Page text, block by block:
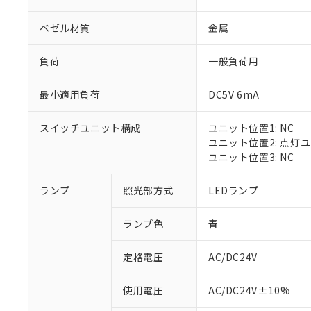
ベゼル材質 金属
負荷 一般負荷用
最小適用負荷 DC5V 6mA
スイッチユニット構成
ユニット位置1: NC
ユニット位置2: 点灯
ユニット位置3: NC
ランプ 照光部方式 LEDランプ
ランプ色 青
定格電圧 AC/DC24V
使用電圧 AC/DC24V±10%
ご利用条件
※1 対応状況
調査・確認中：
非該当品：ライセ
仕入先様の事情に
があります。
※1 中国